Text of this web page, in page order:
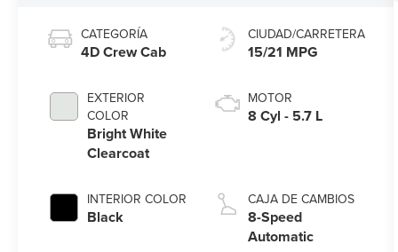
CATEGORÍA
4D Crew Cab
EXTERIOR
COLOR
Bright White
Clearcoat
INTERIOR COLOR
Black
CIUDAD/CARRETERA
15/21 MPG
MOTOR
8 Cyl - 5.7 L
CAJA DE CAMBIOS
8-Speed
Automatic